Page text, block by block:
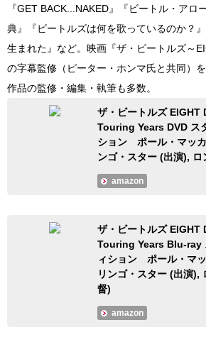
『GET BACK...NAKED』『ビートル・アロ
典』『ビートルズは何を歌っているのか？
生まれた』など。映画『ザ・ビートルズ～
の字幕監修（ピーター・ホンマ氏と共同）
作品の監修・編集・執筆も多数。
ザ・ビートルズ EIGHT
Touring Years DVD ス
ション ポール・マッ
ンゴ・スター (出演),
amazon
ザ・ビートルズ EIGHT
Touring Years Blu-ray
ィション ポール・マ
リンゴ・スター (出演),
督)
amazon